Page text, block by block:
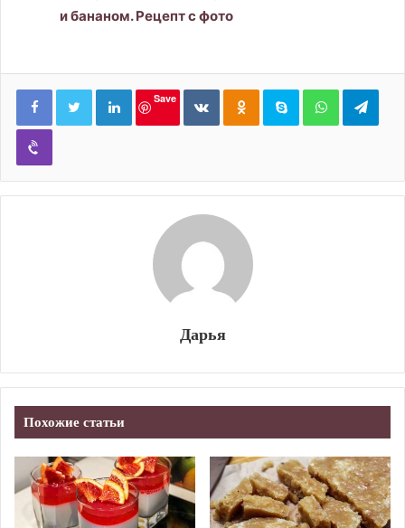
и бананом. Рецепт с фото
LinkedIn
Save
ВконтактеОдноклассники
Skype WhatsApp
Viber
Дарья
Похожие статьи